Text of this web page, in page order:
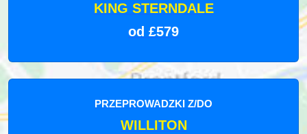
KING STERNDALE
od £579
PRZEPROWADZKI Z/DO
WILLITON